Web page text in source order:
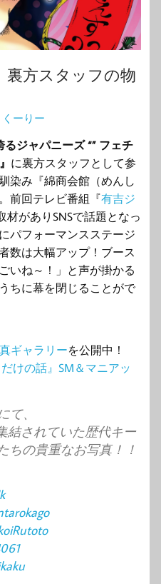
裏方スタッフの物
くーりー
るジャパニーズ “” フェチ
に裏方スタッフとして参
染み『綿商会館（めんし
前回テレビ番組『有吉ジ
材がありSNSで話題となっ
パフォーマンスステージ
数は大幅アップ！ブース
いね～！」と声が掛かる
ちに幕を閉じることがで
ギャラリーを公開中！
けの話』SM＆マニアッ
て、
結されていた歴代キー
ちの貴重なお写真！！